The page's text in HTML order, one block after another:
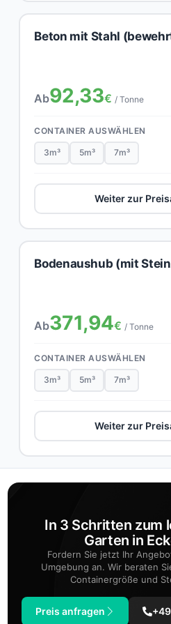
Beton mit Stahl
Ab92,33€ / Tonne
CONTAINER AUSWÄHLEN
3m³ 5m³ 7m³
Weiter zur
Bodenaushub (mit
Ab371,94€ / Tonne
CONTAINER AUSWÄHLEN
3m³ 5m³ 7m³
Weiter zur
In 3 Schritten zum
Garten in
Fordern Sie jetzt Ihr
Umgebung an. Wir beraten
Containergröße und
Preis anfragen